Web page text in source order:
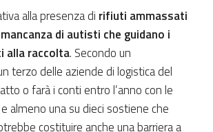
alla presenza di rifiuti ammassati
di autisti che guidano i
alla raccolta. Secondo un
terzo delle aziende di logistica del
o farà i conti entro l’anno con le
almeno una su dieci sostiene che
costituire anche una barriera a